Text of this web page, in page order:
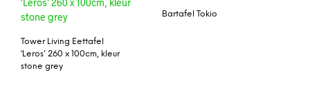
Tower Living Eettafel
‘Leros’ 260 x 100cm, kleur
stone grey
Bartafel Tokio